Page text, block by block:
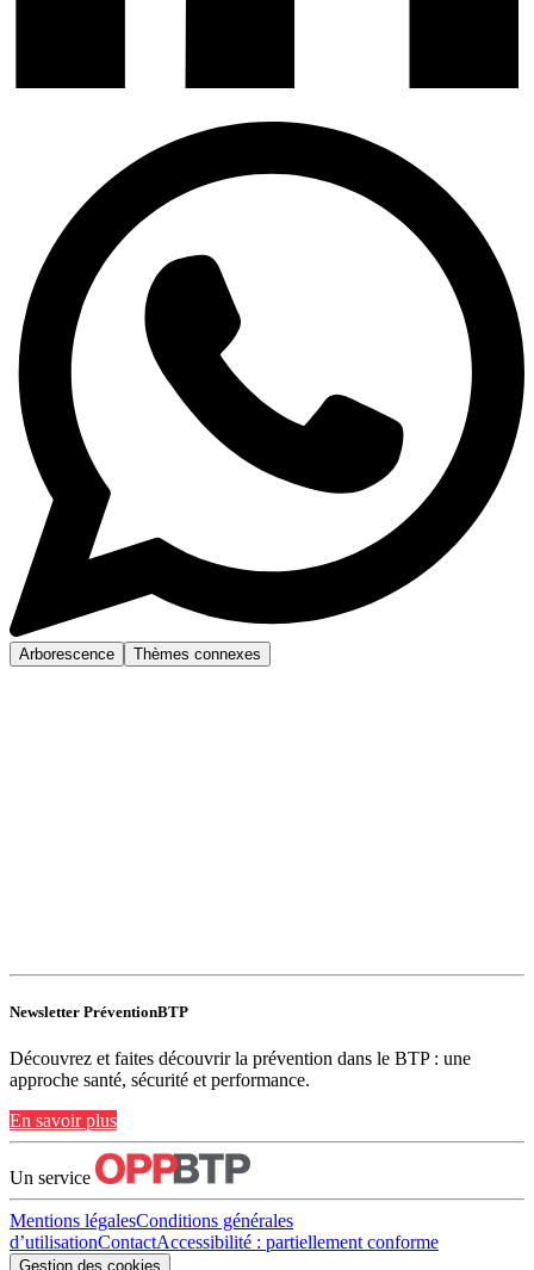
Arborescence Thèmes connexes
Newsletter PréventionBTP
Découvrez et faites découvrir la prévention dans le BTP : une
approche santé, sécurité et performance.
En savoir plus
Un service
Mentions légalesConditions générales
d’utilisationContactAccessibilité : partiellement conforme
Gestion des cookies